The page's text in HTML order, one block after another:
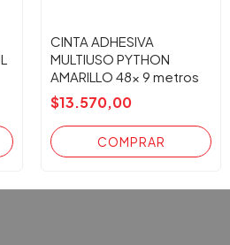
CINTA ADHESIVA
MULTIUSO PYTHON
AMARILLO 48x 9 metros
$13.570,00